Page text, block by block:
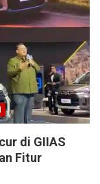
di GIIAS
Fitur